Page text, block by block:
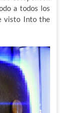
a todos los
visto Into the